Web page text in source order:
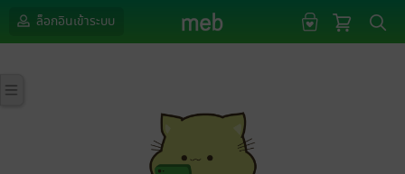
ล็อกอินเข้าระบบ